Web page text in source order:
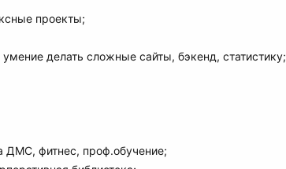
проекты;
делать сложные сайты, бэкенд, статистику;
ДМС, фитнес, проф.обучение;